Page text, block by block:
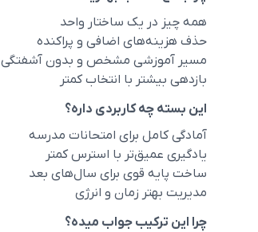
همه چیز در یک ساختار واحد
حذف هزینه‌های اضافی و پراکنده
مسیر آموزشی مشخص و بدون آشفتگی
بازدهی بیشتر با انتخاب کمتر
این بسته چه کاربردی داره؟
آمادگی کامل برای امتحانات مدرسه
یادگیری عمیق‌تر با استرس کمتر
ساخت پایه قوی برای سال‌های بعد
مدیریت بهتر زمان و انرژی
چرا این ترکیب جواب میده؟